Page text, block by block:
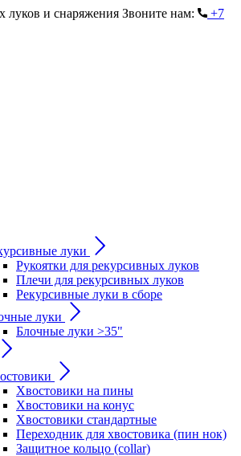
луков и снаряжения Звоните нам:
+7
луки
Рукоятки для рекурсивных луков
Плечи для рекурсивных луков
Рекурсивные луки в сборе
луки
Блочные луки >35"
Хвостовики на пины
Хвостовики на конус
Хвостовики стандартные
Переходник для хвостовика (пин нок)
Защитное кольцо (collar)